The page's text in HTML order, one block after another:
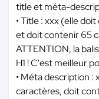
title et méta-
• Title : xxx (elle
et doit contenir 65
ATTENTION, la
H1 ! C'est meilleur
• Méta description :
caractères, doit